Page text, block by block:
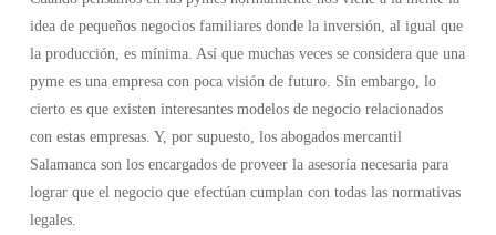
idea de pequeños negocios familiares donde la inversión, al igual que
la producción, es mínima. Así que muchas veces se considera que una
pyme es una empresa con poca visión de futuro. Sin embargo, lo
cierto es que existen interesantes modelos de negocio relacionados
con estas empresas. Y, por supuesto, los abogados mercantil
Salamanca son los encargados de proveer la asesoría necesaria para
lograr que el negocio que efectúan cumplan con todas las normativas
legales.